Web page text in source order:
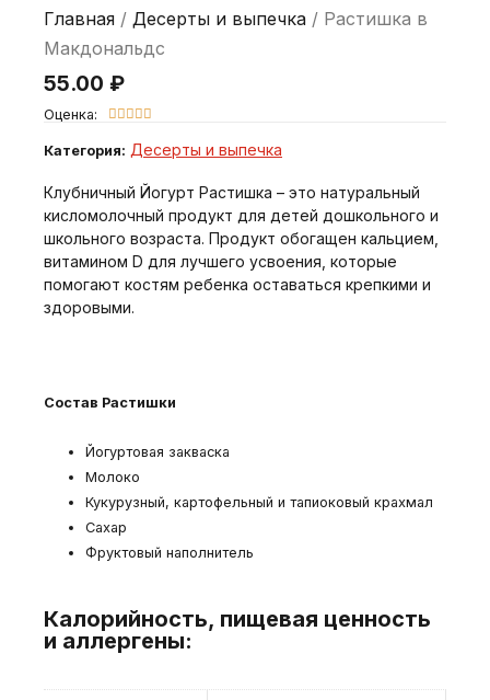
Главная / Десерты и выпечка / Растишка в
Макдональдс
55.00 ₽
Оценка: 
Категория: Десерты и выпечка
Клубничный Йогурт Растишка – это натуральный
кисломолочный продукт для детей дошкольного и
школьного возраста. Продукт обогащен кальцием,
витамином D для лучшего усвоения, которые
помогают костям ребенка оставаться крепкими и
здоровыми.
Состав Растишки
Йогуртовая закваска
Молоко
Кукурузный, картофельный и тапиоковый крахмал
Сахар
Фруктовый наполнитель
Калорийность, пищевая ценность
и аллергены: